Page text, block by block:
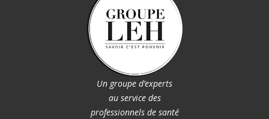
Un groupe d’experts
au service des
professionnels de santé